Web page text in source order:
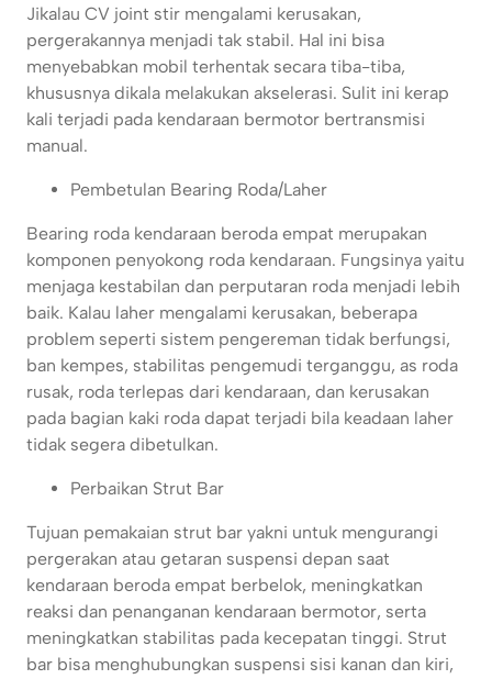
Jikalau CV joint stir mengalami kerusakan,
pergerakannya menjadi tak stabil. Hal ini bisa
menyebabkan mobil terhentak secara tiba-tiba,
khususnya dikala melakukan akselerasi. Sulit ini kerap
kali terjadi pada kendaraan bermotor bertransmisi
manual.
Pembetulan Bearing Roda/Laher
Bearing roda kendaraan beroda empat merupakan
komponen penyokong roda kendaraan. Fungsinya yaitu
menjaga kestabilan dan perputaran roda menjadi lebih
baik. Kalau laher mengalami kerusakan, beberapa
problem seperti sistem pengereman tidak berfungsi,
ban kempes, stabilitas pengemudi terganggu, as roda
rusak, roda terlepas dari kendaraan, dan kerusakan
pada bagian kaki roda dapat terjadi bila keadaan laher
tidak segera dibetulkan.
Perbaikan Strut Bar
Tujuan pemakaian strut bar yakni untuk mengurangi
pergerakan atau getaran suspensi depan saat
kendaraan beroda empat berbelok, meningkatkan
reaksi dan penanganan kendaraan bermotor, serta
meningkatkan stabilitas pada kecepatan tinggi. Strut
bar bisa menghubungkan suspensi sisi kanan dan kiri,